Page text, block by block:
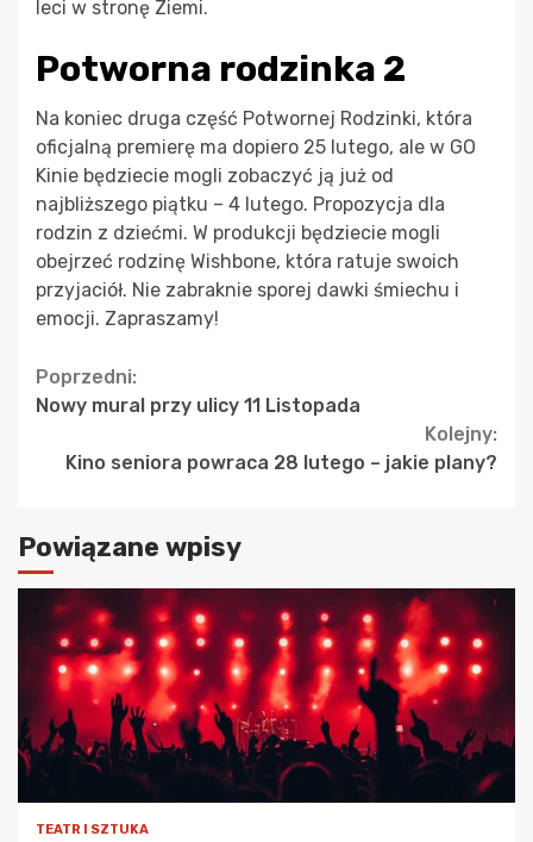
leci w stronę Ziemi.
Potworna rodzinka 2
Na koniec druga część Potwornej Rodzinki, która
oficjalną premierę ma dopiero 25 lutego, ale w GO
Kinie będziecie mogli zobaczyć ją już od
najbliższego piątku – 4 lutego. Propozycja dla
rodzin z dziećmi. W produkcji będziecie mogli
obejrzeć rodzinę Wishbone, która ratuje swoich
przyjaciół. Nie zabraknie sporej dawki śmiechu i
emocji. Zapraszamy!
Continue
Poprzedni:
Nowy mural przy ulicy 11 Listopada
Kolejny:
Kino seniora powraca 28 lutego – jakie plany?
Powiązane wpisy
TEATR I SZTUKA